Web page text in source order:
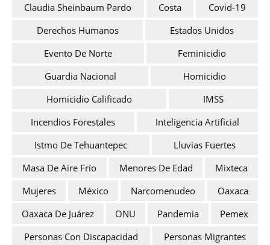
Claudia Sheinbaum Pardo
Costa
Covid-19
Derechos Humanos
Estados Unidos
Evento De Norte
Feminicidio
Guardia Nacional
Homicidio
Homicidio Calificado
IMSS
Incendios Forestales
Inteligencia Artificial
Istmo De Tehuantepec
Lluvias Fuertes
Masa De Aire Frío
Menores De Edad
Mixteca
Mujeres
México Narcomenudeo
Oaxaca
Oaxaca De Juárez
ONU Pandemia
Pemex
Personas Con Discapacidad
Personas Migrantes